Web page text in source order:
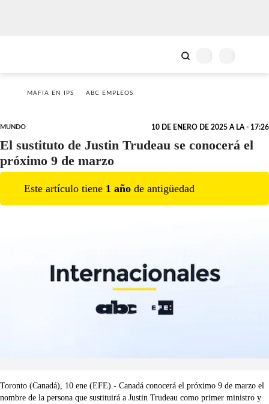
MAFIA EN IPS ABC EMPLEOS
MUNDO 10 DE ENERO DE 2025 A LA - 17:26
El sustituto de Justin Trudeau se conocerá el
próximo 9 de marzo
Este artículo tiene 1 año de antigüedad
Toronto (Canadá), 10 ene (EFE).- Canadá conocerá el próximo 9 de marzo el
nombre de la persona que sustituirá a Justin Trudeau como primer ministro y